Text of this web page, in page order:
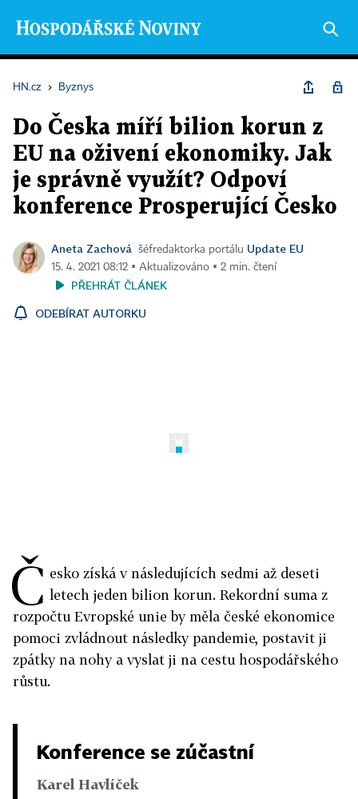
HN.cz › Byznys
Do Česka míří bilion korun z
EU na oživení ekonomiky. Jak
je správně využít? Odpoví
konference Prosperující Česko
Aneta Zachová šéfredaktorka portálu Update EU
15. 4. 2021 08:12 ▪ Aktualizováno ▪ 2 min. čtení
PŘEHRÁT ČLÁNEK
ODEBÍRAT AUTORKU
Č esko získá v následujících sedmi až deseti
letech jeden bilion korun. Rekordní suma z
rozpočtu Evropské unie by měla české ekonomice
pomoci zvládnout následky pandemie, postavit ji
zpátky na nohy a vyslat ji na cestu hospodářského
růstu.
Konference se zúčastní
Karel Havlíček